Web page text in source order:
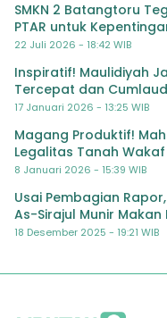
SMKN 2 Batangtoru
PTAR untuk
22 Juli 2026 - 18:42 WIB
Inspiratif! Maulidiyah
Tercepat dan
17 Januari 2026 - 13:25 WIB
Magang Produktif!
Legalitas Tanah
8 Januari 2026 - 15:39 WIB
Usai Pembagian
As-Sirajul Munir
Semester
18 Desember 2025 - 19:21 WIB